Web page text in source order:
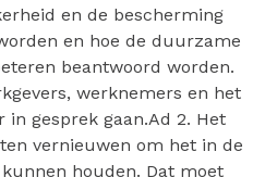
en de bescherming
en hoe de duurzame
beantwoord worden.
werknemers en het
in gesprek gaan.Ad 2. Het
vernieuwen om het in de
houden. Dat moet